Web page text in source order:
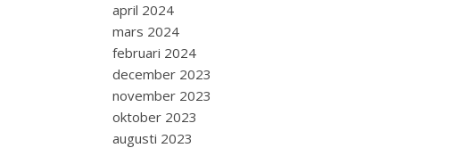
april 2024
mars 2024
februari 2024
december 2023
november 2023
oktober 2023
augusti 2023